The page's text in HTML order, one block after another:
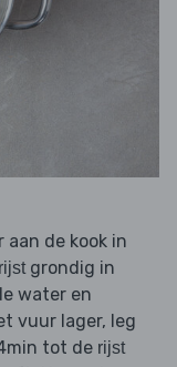
de kook in
rijst grondig in
water en
vuur lager, leg
tot de rijst